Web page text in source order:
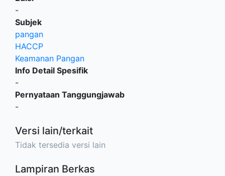
-
Subjek
pangan
HACCP
Keamanan Pangan
Info Detail Spesifik
-
Pernyataan Tanggungjawab
-
Versi lain/terkait
Tidak tersedia versi lain
Lampiran Berkas